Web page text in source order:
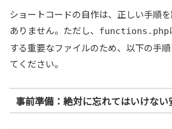
ショートコードの自作は、正しい手順
ありません。ただし、
functions.php
する重要なファイルのため、以下の手
てください。
事前準備：絶対に忘れてはいけない